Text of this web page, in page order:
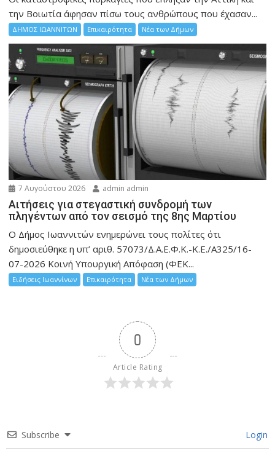
την Bοιωτία άφησαν πίσω τους ανθρώπους που έχασαν...
ΔΗΜΟΣ ΙΩΑΝΝΙΤΩΝ Επικαιρότητα Νέα των Δήμων
7 Αυγούστου 2026 admin admin
Αιτήσεις για στεγαστική συνδρομή των
πληγέντων από τον σεισμό της 8ης Μαρτίου
Ο Δήμος Ιωαννιτών ενημερώνει τους πολίτες ότι
δημοσιεύθηκε η υπ’ αριθ. 57073/Δ.Α.Ε.Φ.Κ.-Κ.Ε./Α325/16-
07-2026 Κοινή Υπουργική Απόφαση (ΦΕΚ...
Ειδήσεις Ιωαννίνων Επικαιρότητα Νέα των Δήμων
0
Article Rating
Subscribe Login